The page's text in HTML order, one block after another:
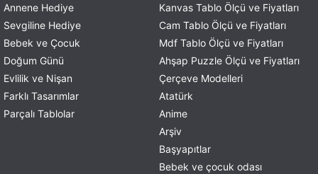
Annene Hediye
Sevgiline Hediye
Bebek ve Çocuk
Doğum Günü
Evlilik ve Nişan
Farklı Tasarımlar
Parçalı Tablolar
Kanvas Tablo Ölçü ve Fiyatları
Cam Tablo Ölçü ve Fiyatları
Mdf Tablo Ölçü ve Fiyatları
Ahşap Puzzle Ölçü ve Fiyatları
Çerçeve Modelleri
Atatürk
Anime
Arşiv
Başyapıtlar
Bebek ve çocuk odası